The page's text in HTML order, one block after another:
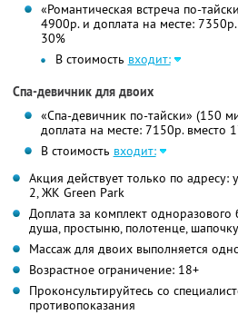
«Романтическая встреча по-
4900р. и доплата на месте:
30%
В стоимость входит:
Спа-девичник для двоих
«Спа-девичник по-тайски» (150
доплата на месте: 7150р. вместо
В стоимость входит:
Акция действует только по адресу:
2, ЖК Green Park
Доплата за комплект одноразового
душа, простыню, полотенце,
Массаж для двоих выполняется
Возрастное ограничение: 18+
Проконсультируйтесь со
противопоказания